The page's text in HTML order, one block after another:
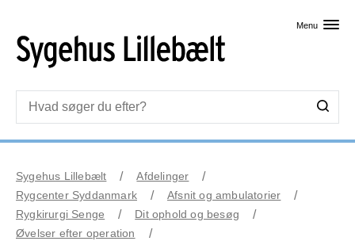
Menu
Sygehus Lillebælt
Afdelinger
Rygcenter Syddanmark
Afsnit og ambulatorier
Rygkirurgi Senge
Dit ophold og besøg
Øvelser efter operation